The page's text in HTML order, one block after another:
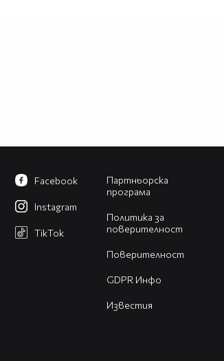
Партньорска
програма
Политика за
поверителност
Поверителност
GDPR Инфо
Известия
Facebook
Instagram
TikTok